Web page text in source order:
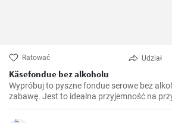
Ratować Udział
Käsefondue bez alkoholu
Wypróbuj to pyszne fondue serowe bez
zabawę. Jest to idealna przyjemność na
przyjaciółmi i rodziną. Podawaj je z
jak chrupiący chleb, warzywa, a nawet